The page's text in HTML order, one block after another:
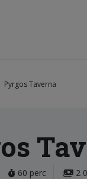
Pyrgos Taverna
60 perc 2